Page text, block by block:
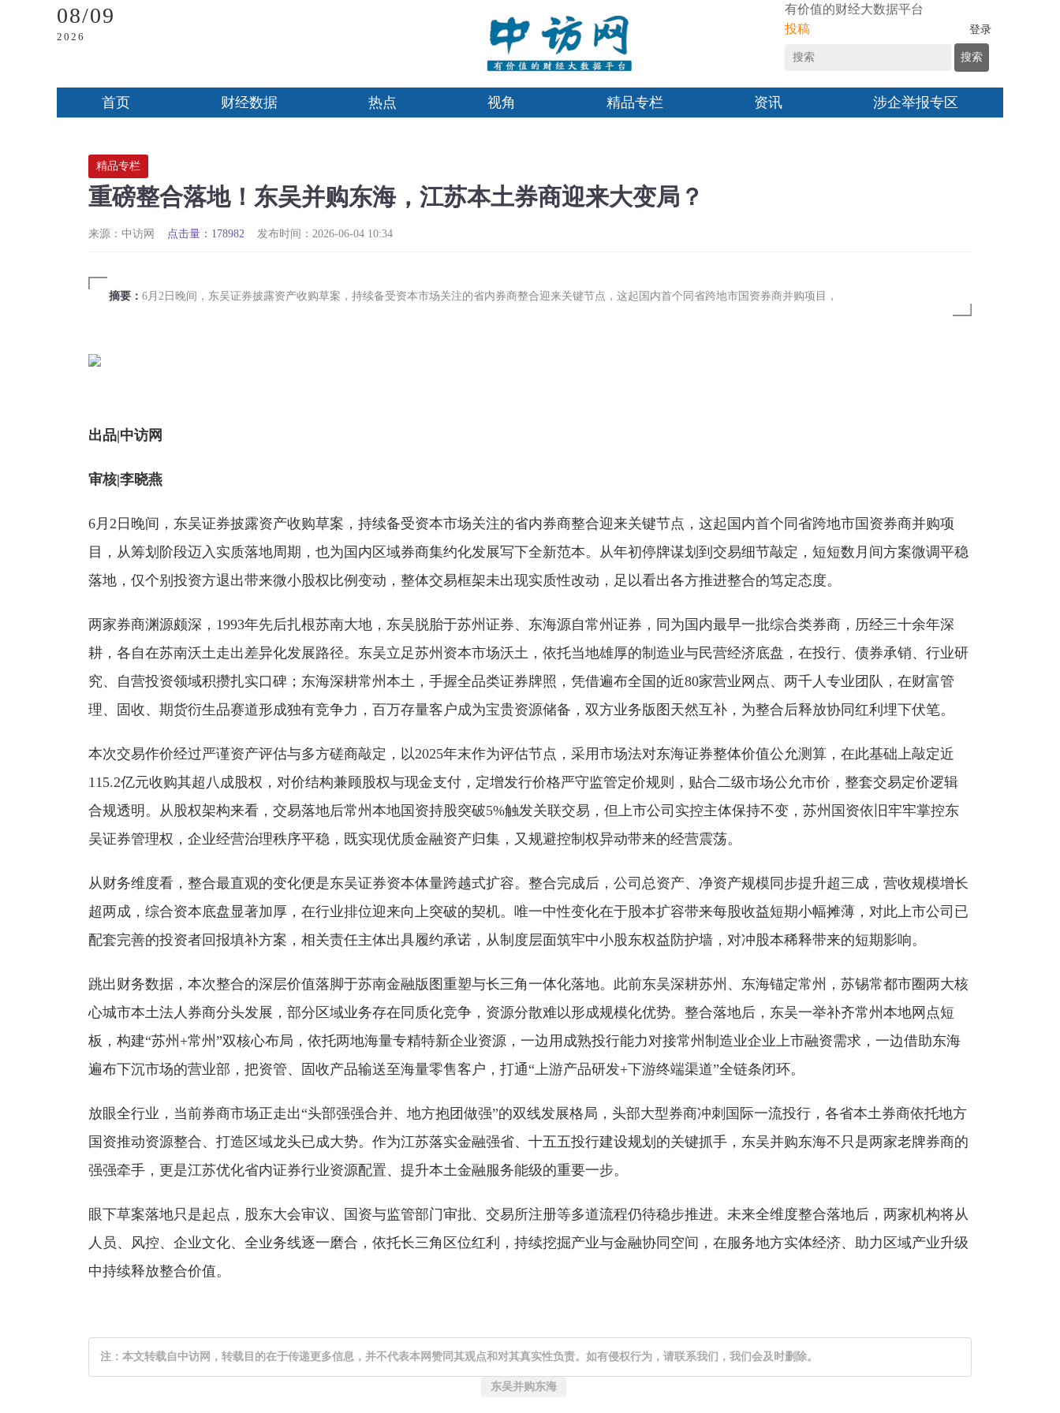
08/09
2026
有价值的财经大数据平台
投稿
登录
搜索
首页 财经数据 热点 视角 精品专栏 资讯 涉企举报专区
精品专栏
重磅整合落地！东吴并购东海，江苏本土券商迎来大变局？
来源：中访网 点击量：178982 发布时间：2026-06-04 10:34
摘要： 6月2日晚间，东吴证券披露资产收购草案，持续备受资本市场关注的省内券商整合迎来关键节点，这起国内首个同省跨地市国资券商并购项目，
出品|中访网
审核|李晓燕
6月2日晚间，东吴证券披露资产收购草案，持续备受资本市场关注的省内券商整合迎来关键节点，这起国内首个同省跨地市国资券商并购项
目，从筹划阶段迈入实质落地周期，也为国内区域券商集约化发展写下全新范本。从年初停牌谋划到交易细节敲定，短短数月间方案微调平稳
落地，仅个别投资方退出带来微小股权比例变动，整体交易框架未出现实质性改动，足以看出各方推进整合的笃定态度。
两家券商渊源颇深，1993年先后扎根苏南大地，东吴脱胎于苏州证券、东海源自常州证券，同为国内最早一批综合类券商，历经三十余年深
耕，各自在苏南沃土走出差异化发展路径。东吴立足苏州资本市场沃土，依托当地雄厚的制造业与民营经济底盘，在投行、债券承销、行业研
究、自营投资领域积攒扎实口碑；东海深耕常州本土，手握全品类证券牌照，凭借遍布全国的近80家营业网点、两千人专业团队，在财富管
理、固收、期货衍生品赛道形成独有竞争力，百万存量客户成为宝贵资源储备，双方业务版图天然互补，为整合后释放协同红利埋下伏笔。
本次交易作价经过严谨资产评估与多方磋商敲定，以2025年末作为评估节点，采用市场法对东海证券整体价值公允测算，在此基础上敲定近
115.2亿元收购其超八成股权，对价结构兼顾股权与现金支付，定增发行价格严守监管定价规则，贴合二级市场公允市价，整套交易定价逻辑
合规透明。从股权架构来看，交易落地后常州本地国资持股突破5%触发关联交易，但上市公司实控主体保持不变，苏州国资依旧牢牢掌控东
吴证券管理权，企业经营治理秩序平稳，既实现优质金融资产归集，又规避控制权异动带来的经营震荡。
从财务维度看，整合最直观的变化便是东吴证券资本体量跨越式扩容。整合完成后，公司总资产、净资产规模同步提升超三成，营收规模增长
超两成，综合资本底盘显著加厚，在行业排位迎来向上突破的契机。唯一中性变化在于股本扩容带来每股收益短期小幅摊薄，对此上市公司已
配套完善的投资者回报填补方案，相关责任主体出具履约承诺，从制度层面筑牢中小股东权益防护墙，对冲股本稀释带来的短期影响。
跳出财务数据，本次整合的深层价值落脚于苏南金融版图重塑与长三角一体化落地。此前东吴深耕苏州、东海锚定常州，苏锡常都市圈两大核
心城市本土法人券商分头发展，部分区域业务存在同质化竞争，资源分散难以形成规模化优势。整合落地后，东吴一举补齐常州本地网点短
板，构建“苏州+常州”双核心布局，依托两地海量专精特新企业资源，一边用成熟投行能力对接常州制造业企业上市融资需求，一边借助东海
遍布下沉市场的营业部，把资管、固收产品输送至海量零售客户，打通“上游产品研发+下游终端渠道”全链条闭环。
放眼全行业，当前券商市场正走出“头部强强合并、地方抱团做强”的双线发展格局，头部大型券商冲刺国际一流投行，各省本土券商依托地方
国资推动资源整合、打造区域龙头已成大势。作为江苏落实金融强省、十五五投行建设规划的关键抓手，东吴并购东海不只是两家老牌券商的
强强牵手，更是江苏优化省内证券行业资源配置、提升本土金融服务能级的重要一步。
眼下草案落地只是起点，股东大会审议、国资与监管部门审批、交易所注册等多道流程仍待稳步推进。未来全维度整合落地后，两家机构将从
人员、风控、企业文化、全业务线逐一磨合，依托长三角区位红利，持续挖掘产业与金融协同空间，在服务地方实体经济、助力区域产业升级
中持续释放整合价值。
注：本文转载自中访网，转载目的在于传递更多信息，并不代表本网赞同其观点和对其真实性负责。如有侵权行为，请联系我们，我们会及时删除。
东吴并购东海